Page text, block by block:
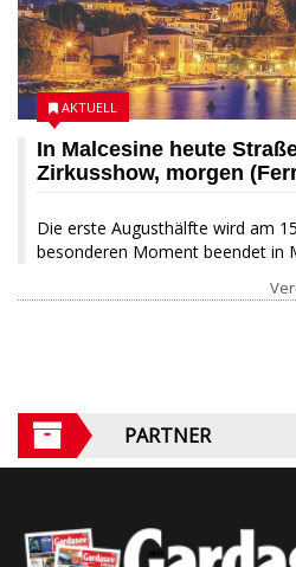
In Malcesine heute
Zirkusshow, morgen
Die erste Augusthälfte wird am
besonderen Moment beendet in
AKTUELL
PARTNER